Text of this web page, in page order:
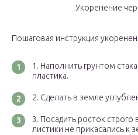
Укоренение
Пошаговая инструкция
Наполнить грунтом
пластика.
Сделать в земле
Посадить росток строго
листики не прикасались к